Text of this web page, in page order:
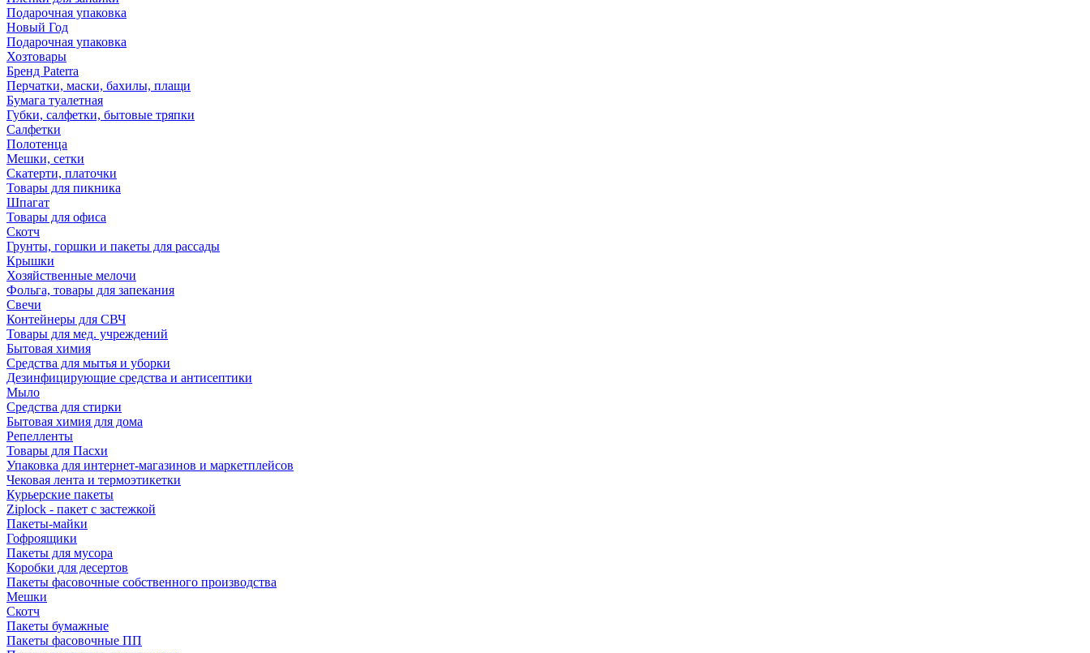
Подарочная упаковка
Новый Год
Подарочная упаковка
Хозтовары
Бренд Paterra
Перчатки, маски, бахилы, плащи
Бумага туалетная
Губки, салфетки, бытовые тряпки
Салфетки
Полотенца
Мешки, сетки
Скатерти, платочки
Товары для пикника
Шпагат
Товары для офиса
Скотч
Грунты, горшки и пакеты для рассады
Крышки
Хозяйственные мелочи
Фольга, товары для запекания
Свечи
Контейнеры для СВЧ
Товары для мед. учреждений
Бытовая химия
Средства для мытья и уборки
Дезинфицирующие средства и антисептики
Мыло
Средства для стирки
Бытовая химия для дома
Репелленты
Товары для Пасхи
Упаковка для интернет-магазинов и маркетплейсов
Чековая лента и термоэтикетки
Курьерские пакеты
Ziplock - пакет с застежкой
Пакеты-майки
Гофроящики
Пакеты для мусора
Коробки для десертов
Пакеты фасовочные собственного производства
Мешки
Скотч
Пакеты бумажные
Пакеты фасовочные ПП